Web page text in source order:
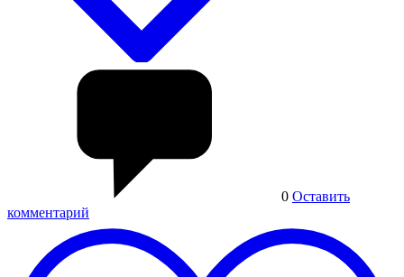
0 Оставить
комментарий